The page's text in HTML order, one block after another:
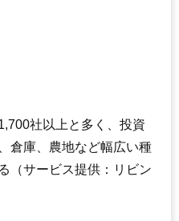
社以上と多く、投資
倉庫、農地など幅広い種
（サービス提供：リビン